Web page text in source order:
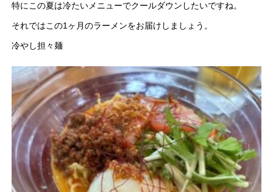
特にこの夏は冷たいメニューでクールダウンしたいですね。
それではこの1ヶ月のラーメンをお届けしましょう。
冷やし担々麺